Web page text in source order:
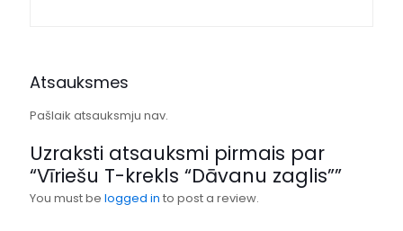
Atsauksmes
Pašlaik atsauksmju nav.
Uzraksti atsauksmi pirmais par
“Vīriešu T-krekls “Dāvanu zaglis””
You must be logged in to post a review.